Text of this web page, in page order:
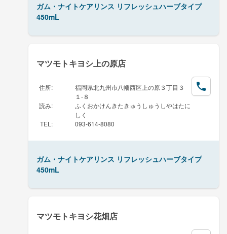
ガム・ナイトケアリンス リフレッシュハーブタイプ
450mL
マツモトキヨシ上の原店
住所:
福岡県北九州市八幡西区上の原３丁目３
１-８
読み:
ふくおかけんきたきゅうしゅうしやはたに
しく
TEL : 093-614-8080
ガム・ナイトケアリンス リフレッシュハーブタイプ
450mL
マツモトキヨシ花畑店